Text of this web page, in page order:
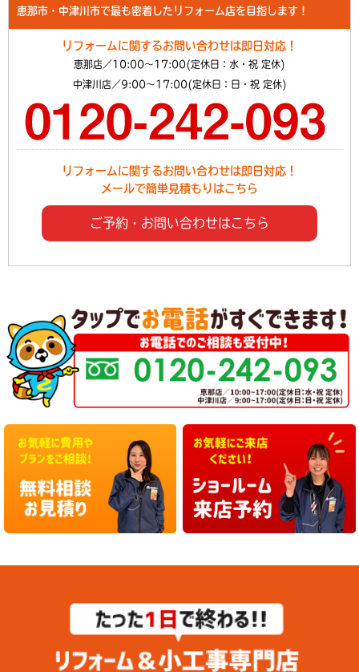
恵那市・中津川市で最も密着したリフォーム店を目指します！
リフォームに関するお問い合わせは即日対応！
恵那店／10:00～17:00(定休日：水・祝 定休)
中津川店／9:00～17:00(定休日：日・祝 定休)
リフォームに関するお問い合わせは即日対応！
メールで簡単見積もりはこちら
ご予約・お問い合わせはこちら